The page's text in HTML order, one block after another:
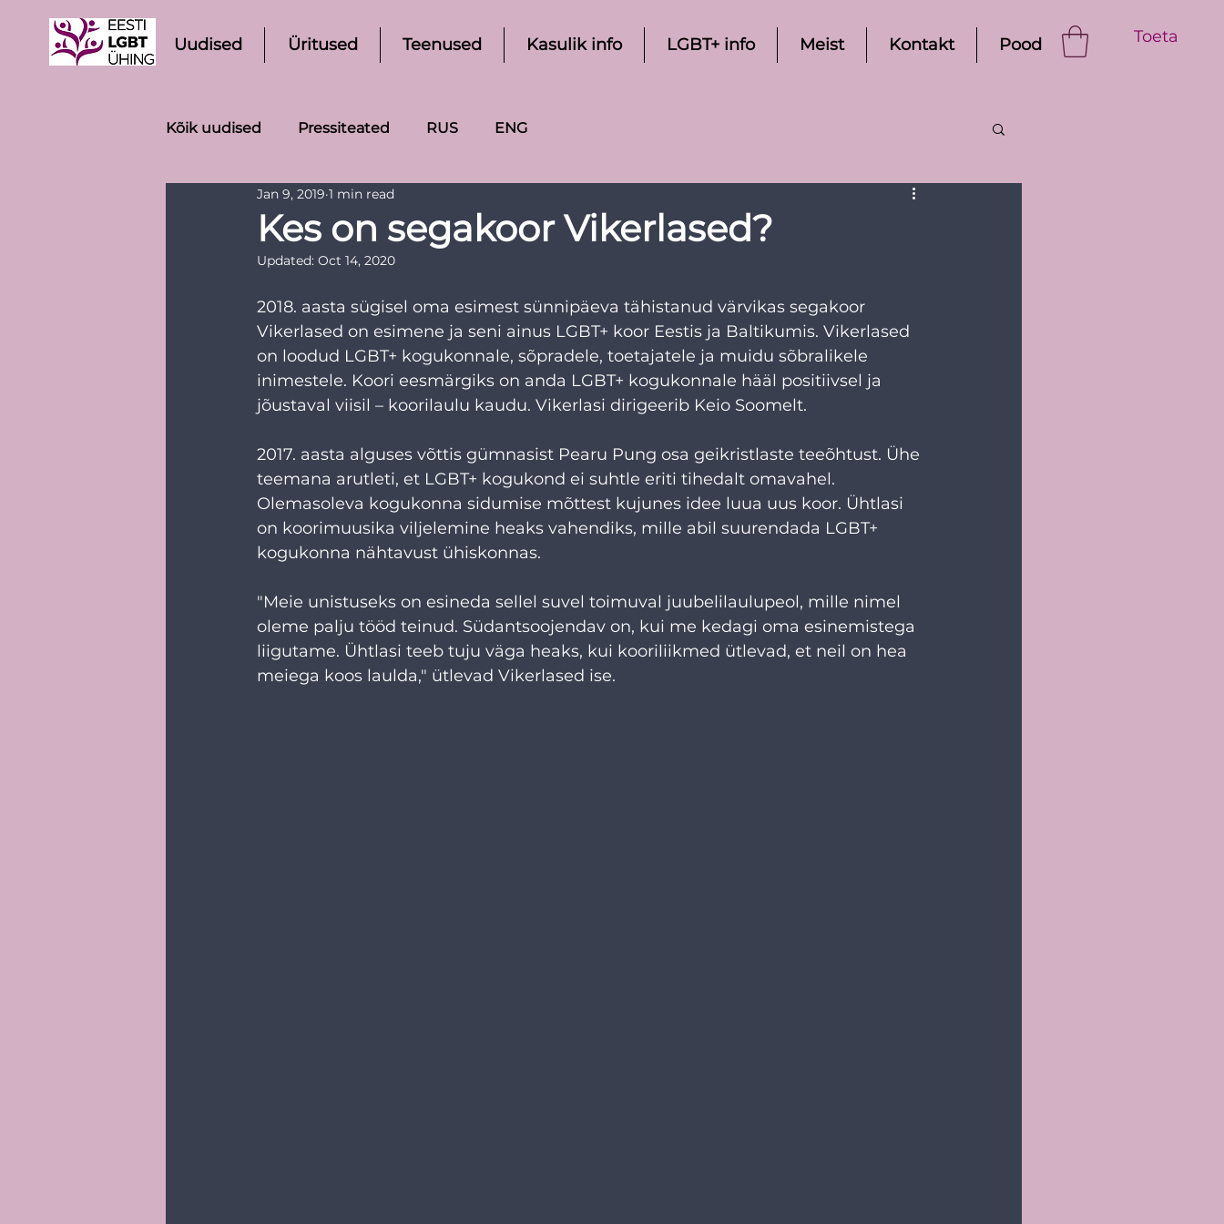
Uudised Üritused Teenused Kasulik info LGBT+ info Meist Kontakt Pood Toeta
Kõik uudised Pressiteated RUS ENG
Kes on segakoor Vikerlased?
Jan 9, 2019 1 min read
Updated: Oct 14, 2020
2018. aasta sügisel oma esimest sünnipäeva tähistanud värvikas segakoor
Vikerlased on esimene ja seni ainus LGBT+ koor Eestis ja Baltikumis. Vikerlased
on loodud LGBT+ kogukonnale, sõpradele, toetajatele ja muidu sõbralikele
inimestele. Koori eesmärgiks on anda LGBT+ kogukonnale hääl positiivsel ja
jõustaval viisil – koorilaulu kaudu. Vikerlasi dirigeerib Keio Soomelt.
2017. aasta alguses võttis gümnasist Pearu Pung osa geikristlaste teeõhtust. Ühe
teemana arutleti, et LGBT+ kogukond ei suhtle eriti tihedalt omavahel.
Olemasoleva kogukonna sidumise mõttest kujunes idee luua uus koor. Ühtlasi
on koorimuusika viljelemine heaks vahendiks, mille abil suurendada LGBT+
kogukonna nähtavust ühiskonnas.
"Meie unistuseks on esineda sellel suvel toimuval juubelilaulupeol, mille nimel
oleme palju tööd teinud. Südantsoojendav on, kui me kedagi oma esinemistega
liigutame. Ühtlasi teeb tuju väga heaks, kui kooriliikmed ütlevad, et neil on hea
meiega koos laulda," ütlevad Vikerlased ise.